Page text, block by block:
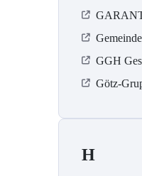
GGH
Götz-
H